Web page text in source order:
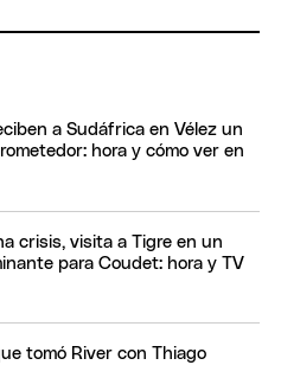
a Sudáfrica en Vélez un
hora y cómo ver en
crisis, visita a Tigre en un
para Coudet: hora y TV
tomó River con Thiago